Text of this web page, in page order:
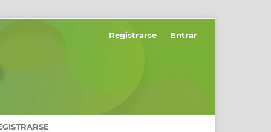
Registrarse Entrar